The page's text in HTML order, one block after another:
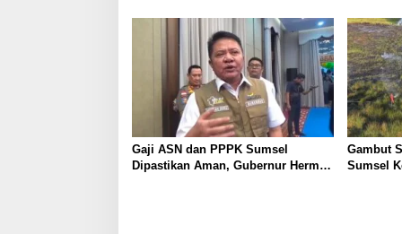
Perekonomian Kabupaten Lahat
Bersama
Gaji ASN dan PPPK Sumsel
Dipastikan Aman, Gubernur Herman
Gambut
Sumsel